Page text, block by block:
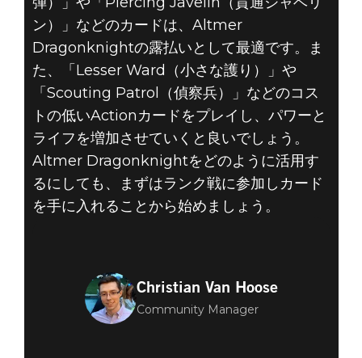
ン）」などのカードは、Altmer
Dragonknightの露払いとして最適です。ま
た、「Lesser Ward（小さな護り）」や
「Scouting Patrol（偵察兵）」などのコス
トの低いActionカードをプレイし、パワーと
ライフを増加させていくと良いでしょう。
Altmer Dragonknightをどのように活用す
るにしても、まずはランク戦に参加しカード
を手に入れることから始めましょう。
Christian Van Hoose
Community Manager